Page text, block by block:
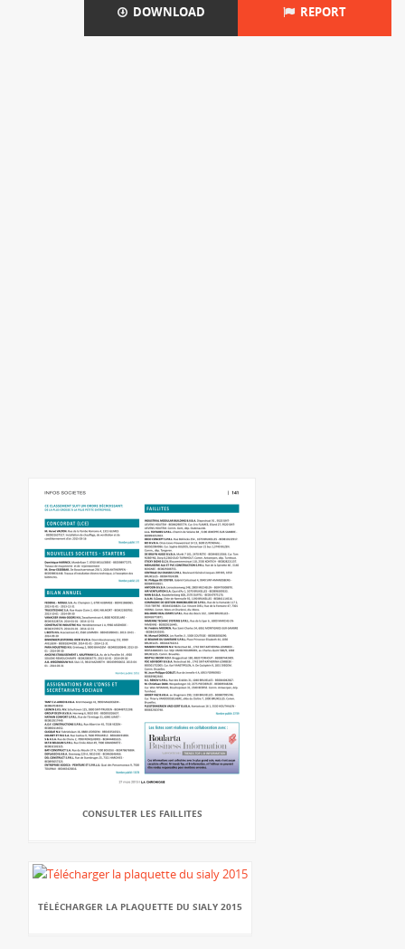
DOWNLOAD REPORT
CONSULTER LES FAILLITES
TÉLÉCHARGER LA PLAQUETTE DU SIALY 2015